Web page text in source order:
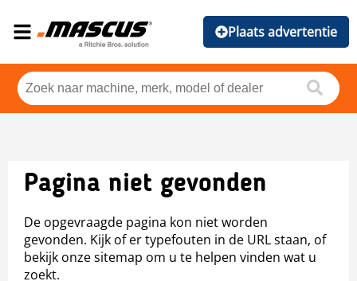
Plaats advertentie
Pagina niet gevonden
De opgevraagde pagina kon niet worden
gevonden. Kijk of er typefouten in de URL staan, of
bekijk onze sitemap om u te helpen vinden wat u
zoekt.